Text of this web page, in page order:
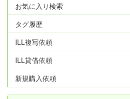
お気に入り検索
タグ履歴
ILL複写依頼
ILL貸借依頼
新規購入依頼